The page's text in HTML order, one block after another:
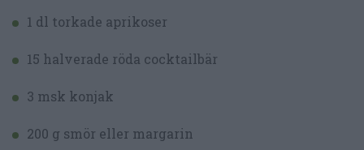
1 dl torkade aprikoser
15 halverade röda cocktailbär
3 msk konjak
200 g smör eller margarin